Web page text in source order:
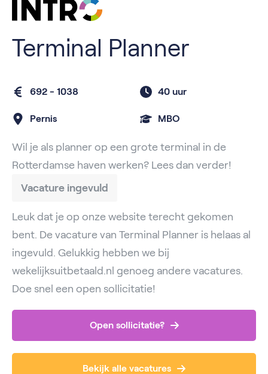
Terminal Planner
692 - 1038 40 uur
Pernis MBO
Wil je als planner op een grote terminal in de
Rotterdamse haven werken? Lees dan verder!
Vacature ingevuld
Leuk dat je op onze website terecht gekomen
bent. De vacature van Terminal Planner is helaas al
ingevuld. Gelukkig hebben we bij
wekelijksuitbetaald.nl genoeg andere vacatures.
Doe snel een open sollicitatie!
Open sollicitatie?
Bekijk alle vacatures